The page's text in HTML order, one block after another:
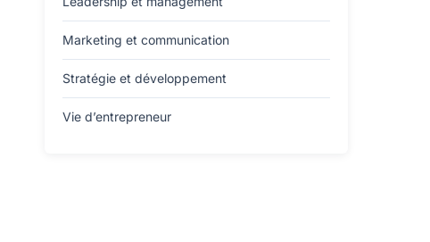
Marketing et communication
Stratégie et développement
Vie d’entrepreneur